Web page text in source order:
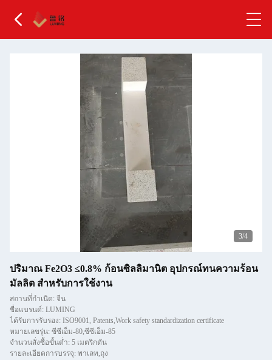
4/4
ปริมาณ Fe2O3 ≤0.8% ก้อนซิลลิมานิต อุปกรณ์ทนความร้อน
มัลลิต สําหรับการใช้งาน
สถานที่กำเนิด: จีน
ชื่อแบรนด์: LUMING
ได้รับการรับรอง: ISO9001, Patents,Work safety standardization certificate
หมายเลขรุ่น: ซีซีเอ็ม-80,ซีซีเอ็ม-85
จำนวนสั่งซื้อขั้นต่ำ: 5 เมตริกตัน
รายละเอียดการบรรจุ: พาเลท,ถุง